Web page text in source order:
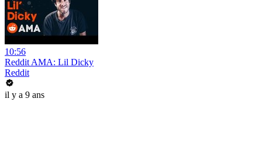
10:56
Reddit AMA: Lil Dicky
Reddit
il y a 9 ans